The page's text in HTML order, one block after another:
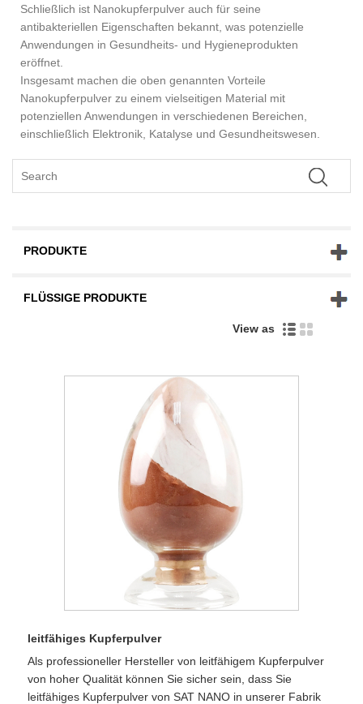
Schließlich ist Nanokupferpulver auch für seine
antibakteriellen Eigenschaften bekannt, was potenzielle
Anwendungen in Gesundheits- und Hygieneprodukten
eröffnet.
Insgesamt machen die oben genannten Vorteile
Nanokupferpulver zu einem vielseitigen Material mit
potenziellen Anwendungen in verschiedenen Bereichen,
einschließlich Elektronik, Katalyse und Gesundheitswesen.
PRODUKTE
FLÜSSIGE PRODUKTE
View as
leitfähiges Kupferpulver
Als professioneller Hersteller von leitfähigem Kupferpulver
von hoher Qualität können Sie sicher sein, dass Sie
leitfähiges Kupferpulver von SAT NANO in unserer Fabrik